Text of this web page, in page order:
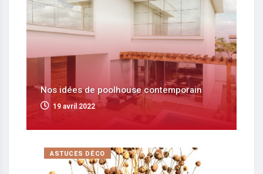
Nos idées de poolhouse contemporain
19 avril 2022
ASTUCES DÉCO